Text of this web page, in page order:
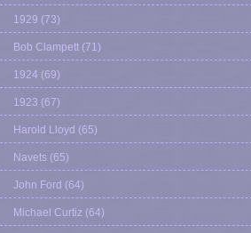
1929 (73)
Bob Clampett (71)
1924 (69)
1923 (67)
Harold Lloyd (65)
Navets (65)
John Ford (64)
Michael Curtiz (64)